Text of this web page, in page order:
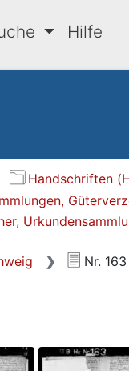
Hilfe
Handschriften
Nr. 163